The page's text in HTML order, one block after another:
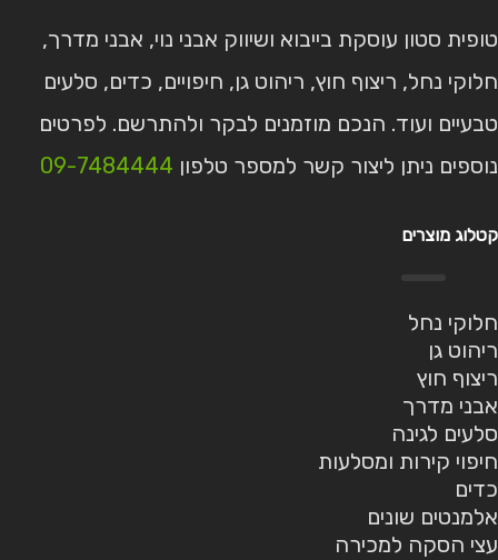
טופית סטון עוסקת בייבוא ושיווק אבני נוי, אבני מדרך,
חלוקי נחל, ריצוף חוץ, ריהוט גן, חיפויים, כדים, סלעים
טבעיים ועוד. הנכם מוזמנים לבקר ולהתרשם. לפרטים
נוספים ניתן ליצור קשר למספר טלפון 09-7484444
קטלוג מוצרים
חלוקי נחל
ריהוט גן
ריצוף חוץ
אבני מדרך
סלעים לגינה
חיפוי קירות ומסלעות
כדים
אלמנטים שונים
עצי הסקה למכירה